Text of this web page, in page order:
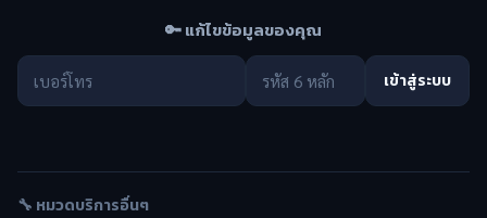
🔑 แก้ไขข้อมูลของคุณ
เข้าสู่ระบบ
🔧 หมวดบริการอื่นๆ